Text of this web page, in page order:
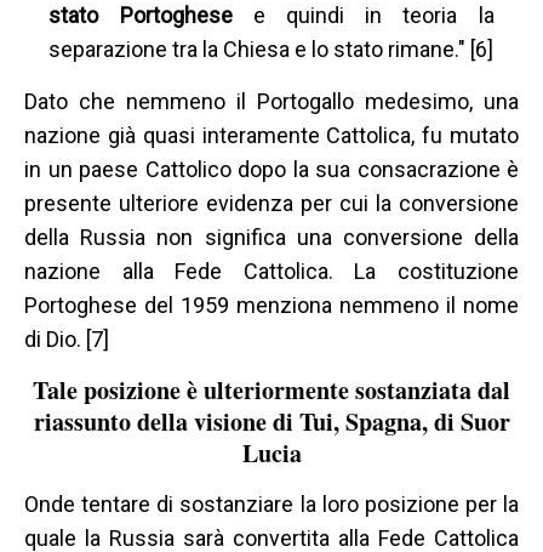
stato Portoghese e quindi in teoria la
separazione tra la Chiesa e lo stato rimane." [6]
Dato che nemmeno il Portogallo medesimo, una
nazione già quasi interamente Cattolica, fu mutato
in un paese Cattolico dopo la sua consacrazione è
presente ulteriore evidenza per cui la conversione
della Russia non significa una conversione della
nazione alla Fede Cattolica. La costituzione
Portoghese del 1959 menziona nemmeno il nome
di Dio. [7]
Tale posizione è ulteriormente sostanziata dal
riassunto della visione di Tui, Spagna, di Suor
Lucia
Onde tentare di sostanziare la loro posizione per la
quale la Russia sarà convertita alla Fede Cattolica